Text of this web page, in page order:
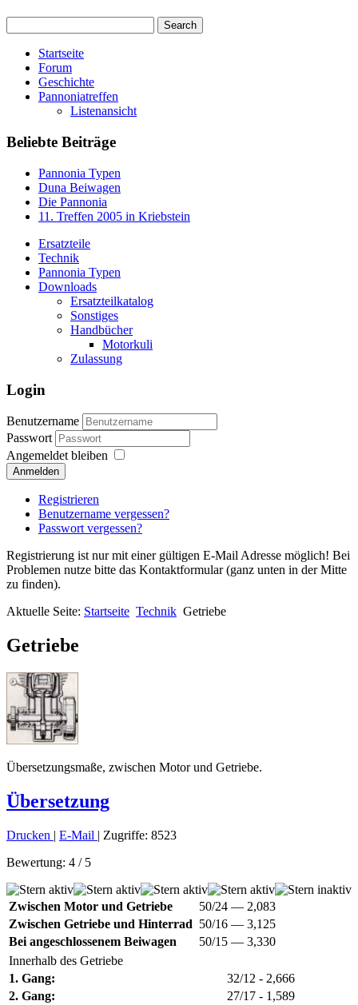
Startseite
Forum
Geschichte
Pannoniatreffen
Listenansicht
Beliebte Beiträge
Pannonia Typen
Duna Beiwagen
Die Pannonia
11. Treffen 2005 in Kriebstein
Ersatzteile
Technik
Pannonia Typen
Downloads
Ersatzteilkatalog
Sonstiges
Handbücher
Motorkuli
Zulassung
Login
Benutzername
Passwort
Angemeldet bleiben
Anmelden
Registrieren
Benutzername vergessen?
Passwort vergessen?
Registrierung ist nur mit einer gültigen E-Mail Adresse möglich! Bei
Problemen nutze bitte das Kontaktformular (ganz unten in der Mitte
zu finden).
Aktuelle Seite: Startseite Technik Getriebe
Getriebe
Übersetzungsmaße, zwischen Motor und Getriebe.
Übersetzung
Drucken | E-Mail | Zugriffe: 8523
Bewertung: 4 / 5
Zwischen Motor und Getriebe
50/24 — 2,083
Zwischen Getriebe und Hinterrad 50/16 — 3,125
Bei angeschlossenem Beiwagen
50/15 — 3,330
Innerhalb des Getriebe
1. Gang:
32/12 - 2,666
2. Gang:
27/17 - 1,589